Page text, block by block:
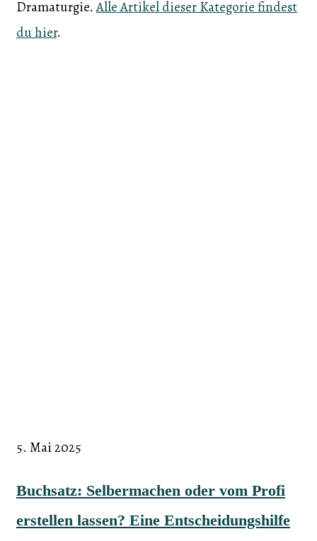
Dramaturgie.Alle Artikel dieser Kategorie findest
du hier.
5. Mai 2025
Buchsatz: Selbermachen oder vom Profi
erstellen lassen? Eine Entscheidungshilfe